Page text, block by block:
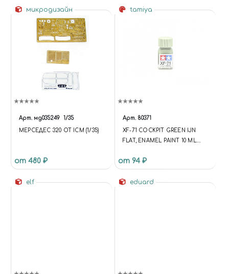
микродизайн
Арт. мд035249 1/35
МЕРСЕДЕС 320 ОТ ICM (1/35)
от 480 ₽
tamiya
Арт. 80371
XF-71 COCKPIT GREEN IJN
FLAT, ENAMEL PAINT 10 ML.
ЯПОНСКИЙ МАТОВЫЙ)
от 94 ₽
elf eduard